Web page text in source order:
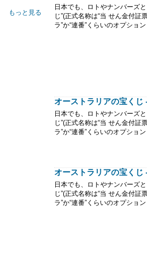
もっと見る
日本でも、ロトやナンバーズ
じ”(正式名称は“当 せん金付証
ラ”か“連番”くらいのオプショ
オーストラリアの宝くじ
日本でも、ロトやナンバーズ
じ”(正式名称は“当 せん金付証
ラ”か“連番”くらいのオプショ
オーストラリアの宝くじ
日本でも、ロトやナンバーズ
じ”(正式名称は“当 せん金付証
ラ”か“連番”くらいのオプショ